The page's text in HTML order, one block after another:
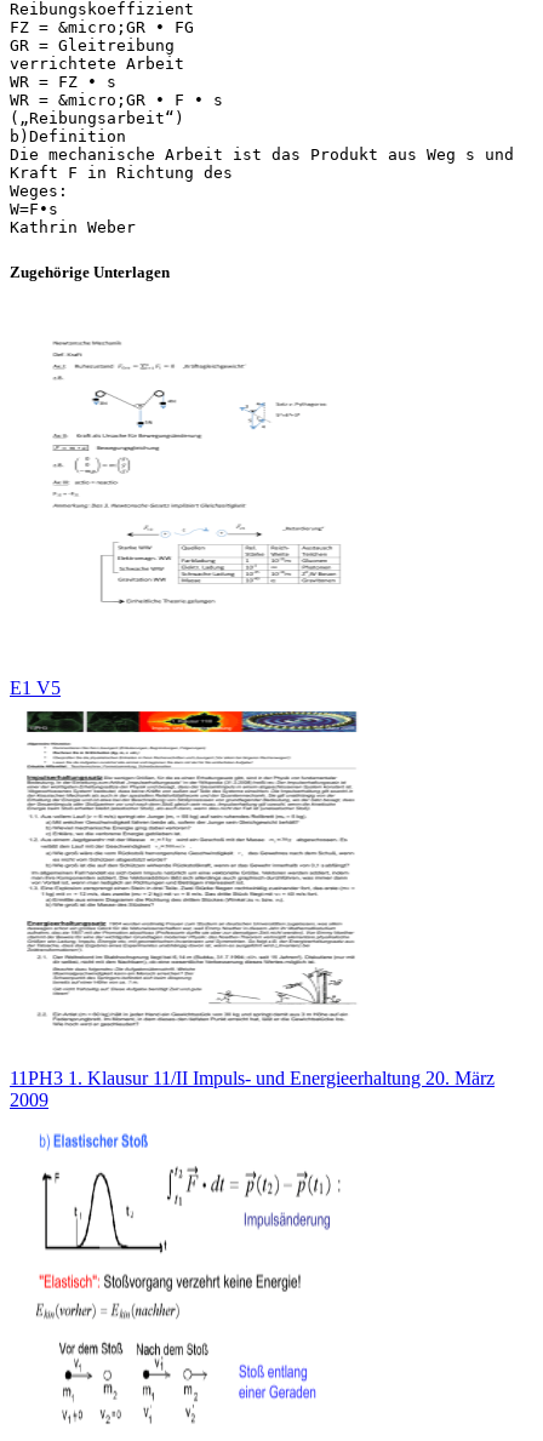
Reibungskoeffizient
FZ = &micro;GR • FG
GR = Gleitreibung
verrichtete Arbeit
WR = FZ • s
WR = &micro;GR • F • s
(„Reibungsarbeit“)
b)Definition
Die mechanische Arbeit ist das Produkt aus Weg s und
Kraft F in Richtung des
Weges:
W=F•s
Zugehörige Unterlagen
E1 V5
11PH3 1. Klausur 11/II Impuls- und Energieerhaltung 20. März
2009